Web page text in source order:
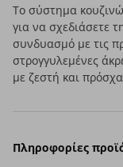
Το σύστημα
για να σχεδιάσετε
συνδυασμό με τις
στρογγυλεμένες
με ζεστή και
Πληροφορίες